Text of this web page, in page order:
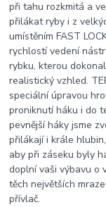
při tahu rozkmitá a
přilákat ryby i z
umístěním FAST
rychlostí vedení
rybku, kterou
realistický vzhled.
speciální úpravou
proniknutí háku i do
pevnější háky jsme
přilákají i krále
aby při záseku byly
doplní vaši výbavu o
těch největších
přívlač.